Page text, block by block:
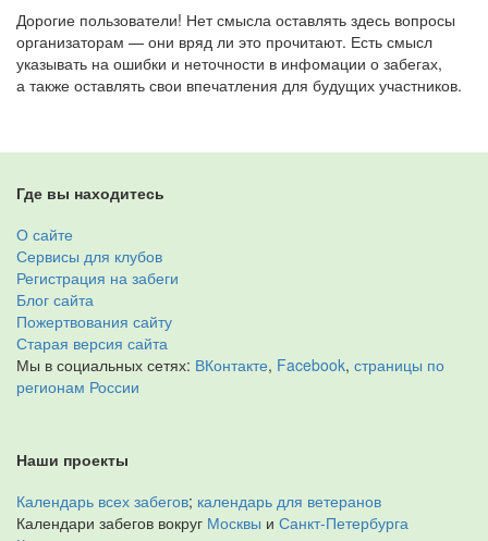
Дорогие пользователи! Нет смысла оставлять здесь вопросы
организаторам — они вряд ли это прочитают. Есть смысл
указывать на ошибки и неточности в инфомации о забегах,
а также оставлять свои впечатления для будущих участников.
Где вы находитесь
О сайте
Сервисы для клубов
Регистрация на забеги
Блог сайта
Пожертвования сайту
Старая версия сайта
Мы в социальных сетях: ВКонтакте, Facebook, страницы по
регионам России
Наши проекты
Календарь всех забегов; календарь для ветеранов
Календари забегов вокруг Москвы и Санкт-Петербурга